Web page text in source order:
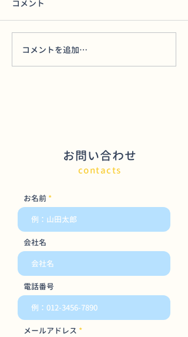
あいるとん
コメント
コメントを追加…
お問い合わせ
contacts
お名前
会社名
電話番号
メールアドレス